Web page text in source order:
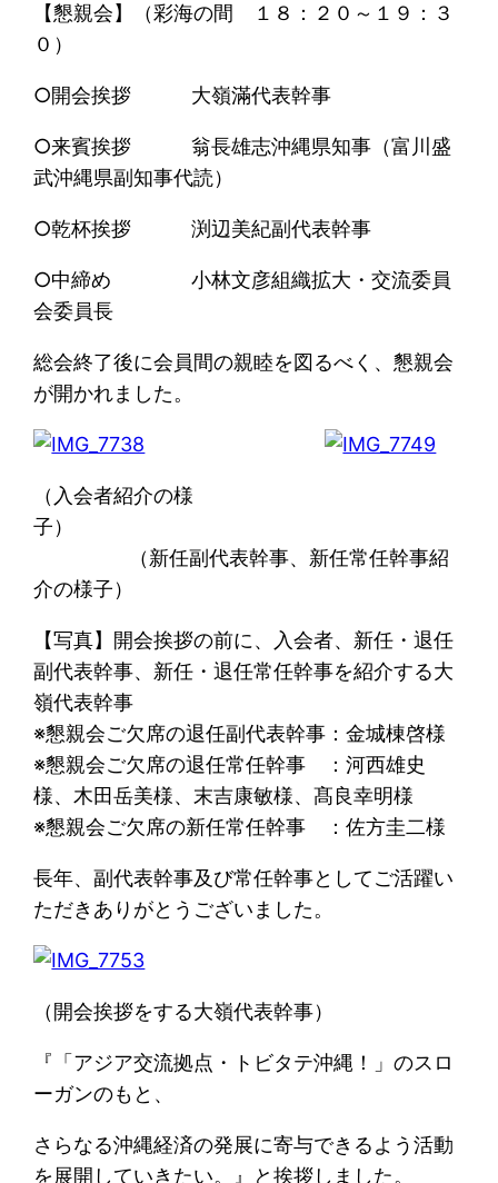
【懇親会】（彩海の間 １８：２０～１９：３
０）
○開会挨拶 大嶺滿代表幹事
○来賓挨拶 翁長雄志沖縄県知事（富川盛
武沖縄県副知事代読）
○乾杯挨拶 渕辺美紀副代表幹事
○中締め 小林文彦組織拡大・交流委員
会委員長
総会終了後に会員間の親睦を図るべく、懇親会
が開かれました。
（入会者紹介の様
子
（新任副代表幹事、新任常任幹事紹
介の様子）
【写真】開会挨拶の前に、入会者、新任・退任
副代表幹事、新任・退任常任幹事を紹介する大
嶺代表幹事
※懇親会ご欠席の退任副代表幹事：金城棟啓様
※懇親会ご欠席の退任常任幹事 ：河西雄史
様、木田岳美様、末吉康敏様、髙良幸明様
※懇親会ご欠席の新任常任幹事 ：佐方圭二様
長年、副代表幹事及び常任幹事としてご活躍い
ただきありがとうございました。
（開会挨拶をする大嶺代表幹事）
『「アジア交流拠点・トビタテ沖縄！」のスロ
ーガンのもと、
さらなる沖縄経済の発展に寄与できるよう活動
を展開していきたい。』と挨拶しました。